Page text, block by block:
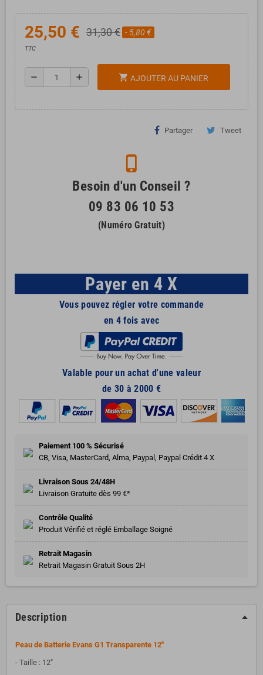
25,50 € 31,30 € - 5,80 €
TTC
remove add shopping_cart AJOUTER AU PANIER
Partager Tweet
phone_iphone
Besoin d'un Conseil ?
09 83 06 10 53
(Numéro Gratuit)
Payer en 4 X
Vous pouvez régler votre commande
en 4 fois avec
Valable pour un achat d'une valeur
de 30 à 2000 €
Paiement 100 % Sécurisé
CB, Visa, MasterCard, Alma, Paypal, Paypal Crédit 4 X
Livraison Sous 24/48H
Livraison Gratuite dès 99 €*
Contrôle Qualité
Produit Vérifié et réglé Emballage Soigné
Retrait Magasin
Retrait Magasin Gratuit Sous 2H
Description
Peau de Batterie Evans G1 Transparente 12"
- Taille : 12"